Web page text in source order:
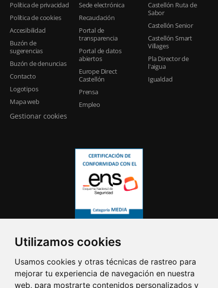
Utilizamos cookies
Usamos cookies y otras técnicas de rastreo para
mejorar tu experiencia de navegación en nuestra
web, para mostrarte contenidos personalizados y
Política de privacidad
Política de cookies
Accesibilidad
Buzón de
sugerencias
Buzón de denuncias
Contacto
Logotipos
Mapa web
Gestionar cookies
Sede electrónica
Recaudación
Portal de
transparencia
Portal de datos
abiertos
Europe Direct
Castellón
Prensa
Empleo
Castellón Ruta de
Sabor
Castellón Senior
Castellón Smart
Villages
Pla Director de
l'aigua
Igualdad